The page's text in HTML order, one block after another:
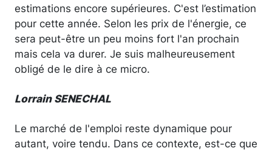
estimations encore supérieures. C'est l’estimation
pour cette année. Selon les prix de l'énergie, ce
sera peut-être un peu moins fort l'an prochain
mais cela va durer. Je suis malheureusement
obligé de le dire à ce micro.
Lorrain SENECHAL
Le marché de l'emploi reste dynamique pour
autant, voire tendu. Dans ce contexte, est-ce que